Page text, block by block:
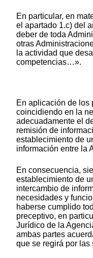
En particular, en
el apartado 1.c) del
deber de toda
otras
la actividad que
competencias…».
En aplicación de los
coincidiendo en la
adecuadamente el
remisión de
establecimiento de
información entre la
En consecuencia,
establecimiento de
intercambio de
necesidades y
haberse cumplido
preceptivo, en
Jurídico de la
ambas partes
que se regirá por las